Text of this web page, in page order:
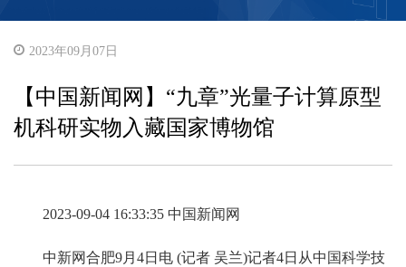
2023年09月07日
【中国新闻网】“九章”光量子计算原型
机科研实物入藏国家博物馆
2023-09-04 16:33:35 中国新闻网
中新网合肥9月4日电 (记者 吴兰)记者4日从中国科学技